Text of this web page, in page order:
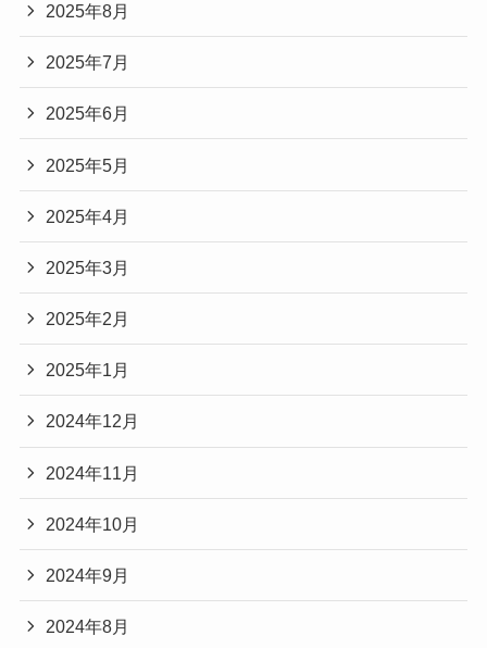
2025年8月
2025年7月
2025年6月
2025年5月
2025年4月
2025年3月
2025年2月
2025年1月
2024年12月
2024年11月
2024年10月
2024年9月
2024年8月